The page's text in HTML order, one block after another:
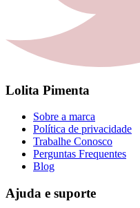
Lolita Pimenta
Sobre a marca
Política de privacidade
Trabalhe Conosco
Perguntas Frequentes
Blog
Ajuda e suporte